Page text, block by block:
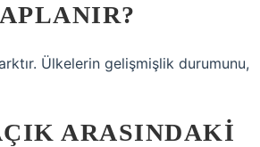
Ülkelerin gelişmişlik durumunu,
ARASINDAKI